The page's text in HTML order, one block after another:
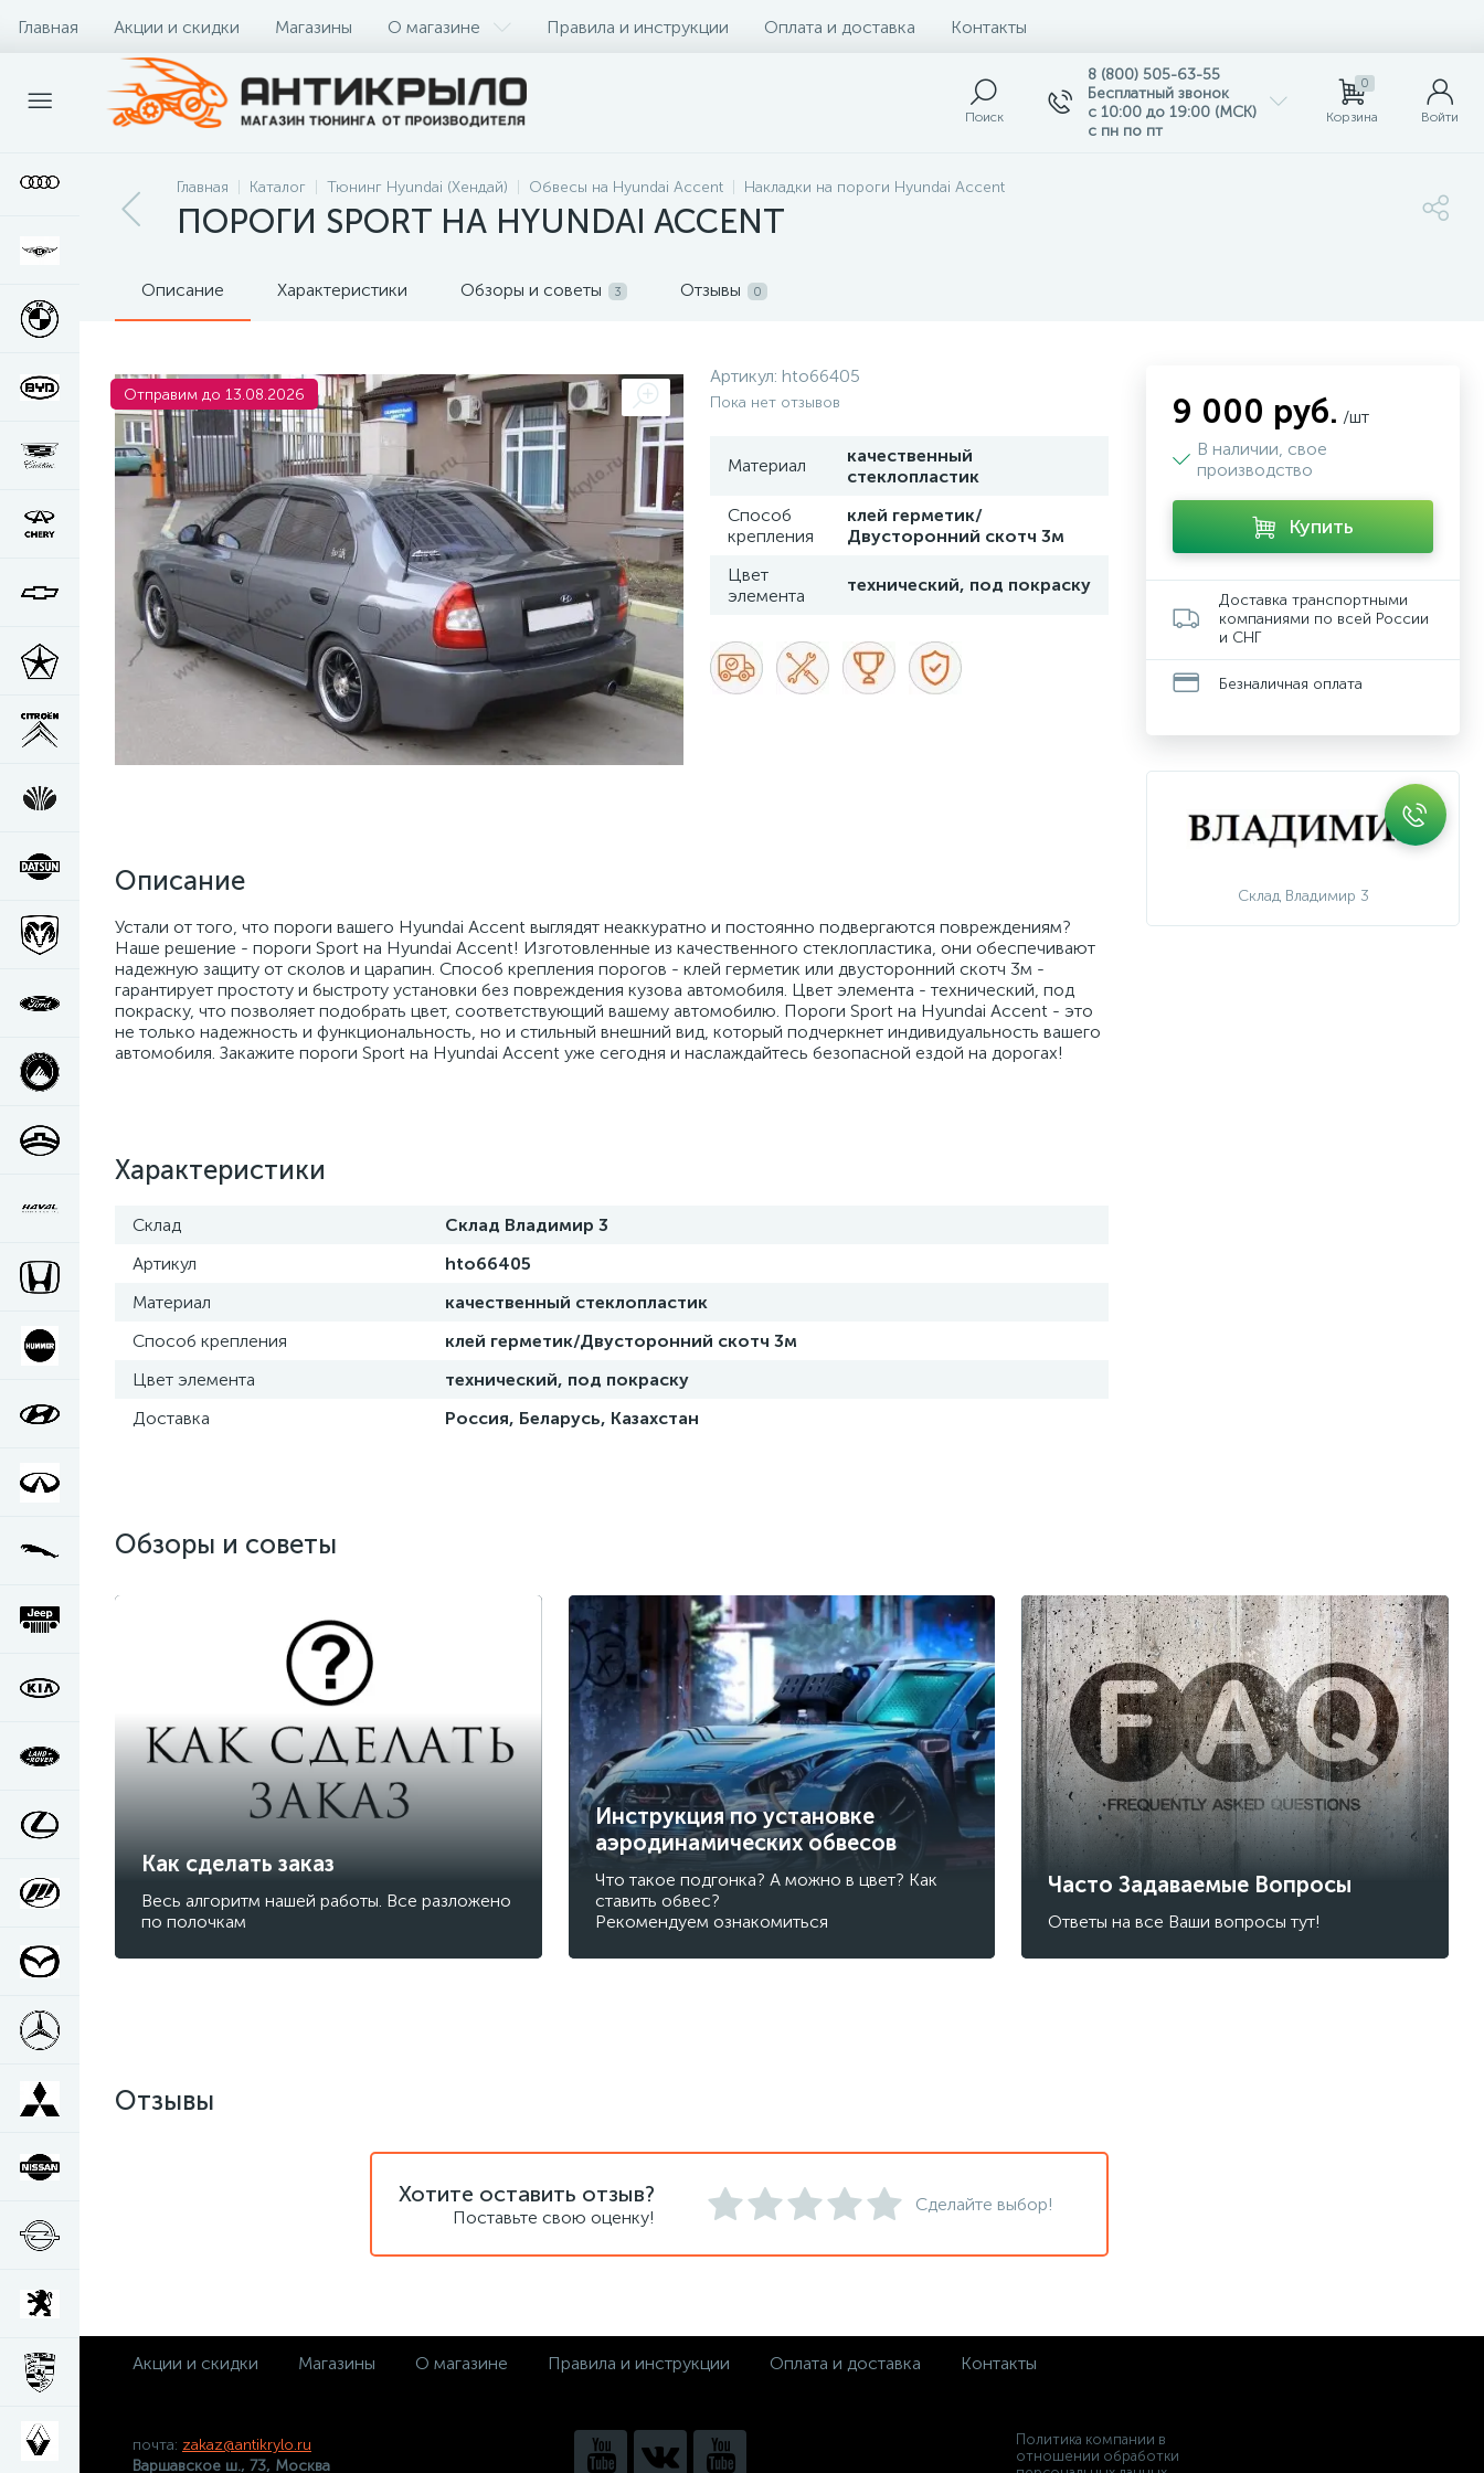
Главная Акции и скидки Магазины О магазине Правила и инструкции Оплата и доставка Контакты
Поиск
8 (800) 505-63-55
Бесплатный звонок
с 10:00 до 19:00 (МСК)
с пн по пт
0
Корзина Войти
Главная Каталог Тюнинг Hyundai (Хендай) Обвесы на Hyundai Accent Накладки на пороги Hyundai Accent
ПОРОГИ SPORT НА HYUNDAI ACCENT
Описание Характеристики Обзоры и советы 3 Отзывы 0
Отправим до 13.08.2026
Артикул: hto66405
Пока нет отзывов
Материал
качественный
стеклопластик
Способ
крепления
клей герметик/
Двусторонний скотч 3м
Цвет
элемента
технический, под покраску
Описание
Устали от того, что пороги вашего Hyundai Accent выглядят неаккуратно и постоянно подвергаются повреждениям?
Наше решение - пороги Sport на Hyundai Accent! Изготовленные из качественного стеклопластика, они обеспечивают
надежную защиту от сколов и царапин. Способ крепления порогов - клей герметик или двусторонний скотч 3м -
гарантирует простоту и быстроту установки без повреждения кузова автомобиля. Цвет элемента - технический, под
покраску, что позволяет подобрать цвет, соответствующий вашему автомобилю. Пороги Sport на Hyundai Accent - это
не только надежность и функциональность, но и стильный внешний вид, который подчеркнет индивидуальность вашего
автомобиля. Закажите пороги Sport на Hyundai Accent уже сегодня и наслаждайтесь безопасной ездой на дорогах!
Характеристики
Склад
Склад Владимир 3
Артикул
hto66405
Материал
качественный стеклопластик
Способ крепления
клей герметик/Двусторонний скотч 3м
Цвет элемента
технический, под покраску
Доставка
Россия, Беларусь, Казахстан
9 000 руб. /шт
В наличии, свое
производство
Купить
Доставка транспортными
компаниями по всей России
и СНГ
Безналичная оплата
Склад Владимир 3
Обзоры и советы
Как сделать заказ
Весь алгоритм нашей работы. Все разложено
по полочкам
Инструкция по установке
аэродинамических обвесов
Что такое подгонка? А можно в цвет? Как
ставить обвес?
Рекомендуем ознакомиться
Часто Задаваемые Вопросы
Ответы на все Ваши вопросы тут!
Отзывы
Хотите оставить отзыв?
Поставьте свою оценку!
Сделайте выбор!
Акции и скидки Магазины О магазине Правила и инструкции Оплата и доставка Контакты
почта: zakaz@antikrylo.ru
Варшавское ш., 73, Москва
Политика компании в
отношении обработки